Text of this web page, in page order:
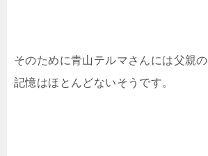
そのために青山テルマさんには父親の
記憶はほとんどないそうです。